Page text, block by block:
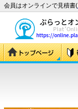
会員はオンラインで見積書(